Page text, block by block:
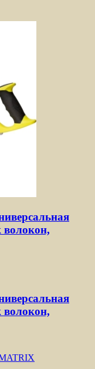
волокон,
волокон,